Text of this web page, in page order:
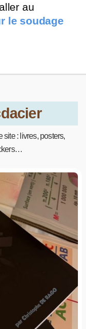
au
le soudage
: livres, posters,